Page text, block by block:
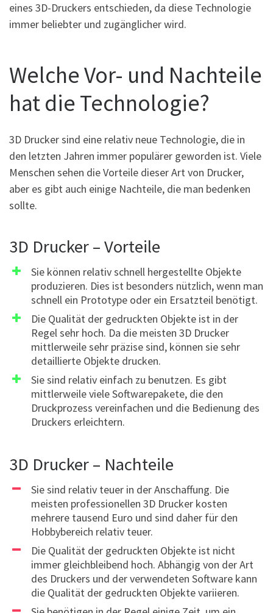
eines 3D-Druckers entschieden, da diese Technologie
immer beliebter und zugänglicher wird.
Welche Vor- und Nachteile
hat die Technologie?
3D Drucker sind eine relativ neue Technologie, die in
den letzten Jahren immer populärer geworden ist. Viele
Menschen sehen die Vorteile dieser Art von Drucker,
aber es gibt auch einige Nachteile, die man bedenken
sollte.
3D Drucker – Vorteile
Sie können relativ schnell hergestellte Objekte
produzieren. Dies ist besonders nützlich, wenn man
schnell ein Prototype oder ein Ersatzteil benötigt.
Die Qualität der gedruckten Objekte ist in der
Regel sehr hoch. Da die meisten 3D Drucker
mittlerweile sehr präzise sind, können sie sehr
detaillierte Objekte drucken.
Sie sind relativ einfach zu benutzen. Es gibt
mittlerweile viele Softwarepakete, die den
Druckprozess vereinfachen und die Bedienung des
Druckers erleichtern.
3D Drucker – Nachteile
Sie sind relativ teuer in der Anschaffung. Die
meisten professionellen 3D Drucker kosten
mehrere tausend Euro und sind daher für den
Hobbybereich relativ teuer.
Die Qualität der gedruckten Objekte ist nicht
immer gleichbleibend hoch. Abhängig von der Art
des Druckers und der verwendeten Software kann
die Qualität der gedruckten Objekte variieren.